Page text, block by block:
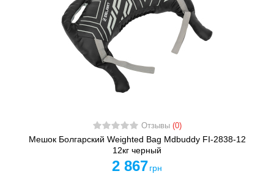
Отзывы (0)
Мешок Болгарский Weighted Bag Mdbuddy FI-2838-12
12кг черный
2 867 грн